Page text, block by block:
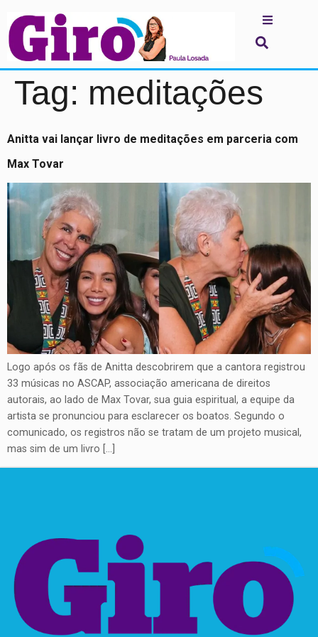
Tag: meditações
Anitta vai lançar livro de meditações em parceria com
Max Tovar
Logo após os fãs de Anitta descobrirem que a cantora registrou
33 músicas no ASCAP, associação americana de direitos
autorais, ao lado de Max Tovar, sua guia espiritual, a equipe da
artista se pronunciou para esclarecer os boatos. Segundo o
comunicado, os registros não se tratam de um projeto musical,
mas sim de um livro […]